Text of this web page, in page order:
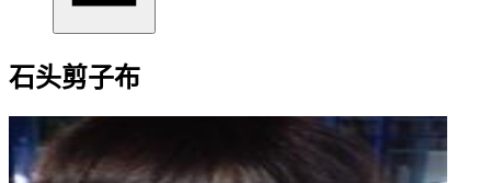
石头剪子布